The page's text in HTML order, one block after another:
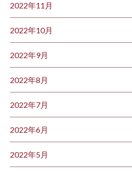
2022年11月
2022年10月
2022年9月
2022年8月
2022年7月
2022年6月
2022年5月